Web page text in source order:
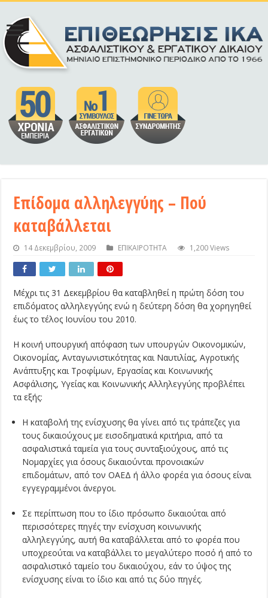
Επίδομα αλληλεγγύης – Πού
καταβάλλεται
14 Δεκεμβρίου, 2009 ΕΠΙΚΑΙΡΟΤΗΤΑ 1,200 Views
Μέχρι τις 31 Δεκεμβρίου θα καταβληθεί η πρώτη δόση του
επιδόματος αλληλεγγύης ενώ η δεύτερη δόση θα χορηγηθεί
έως το τέλος Ιουνίου του 2010.
Η κοινή υπουργική απόφαση των υπουργών Οικονομικών,
Οικονομίας, Ανταγωνιστικότητας και Ναυτιλίας, Αγροτικής
Ανάπτυξης και Τροφίμων, Εργασίας και Κοινωνικής
Ασφάλισης, Υγείας και Κοινωνικής Αλληλεγγύης προβλέπει
τα εξής:
Η καταβολή της ενίσχυσης θα γίνει από τις τράπεζες για
τους δικαιούχους με εισοδηματικά κριτήρια, από τα
ασφαλιστικά ταμεία για τους συνταξιούχους, από τις
Νομαρχίες για όσους δικαιούνται προνοιακών
επιδομάτων, από τον ΟΑΕΔ ή άλλο φορέα για όσους είναι
εγγεγραμμένοι άνεργοι.
Σε περίπτωση που το ίδιο πρόσωπο δικαιούται από
περισσότερες πηγές την ενίσχυση κοινωνικής
αλληλεγγύης, αυτή θα καταβάλλεται από το φορέα που
υποχρεούται να καταβάλλει το μεγαλύτερο ποσό ή από το
ασφαλιστικό ταμείο του δικαιούχου, εάν το ύψος της
ενίσχυσης είναι το ίδιο και από τις δύο πηγές.